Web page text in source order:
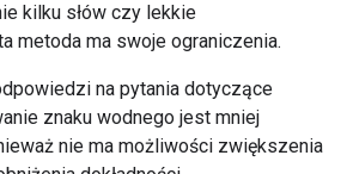
kilku słów czy lekkie
metoda ma swoje ograniczenia.
na pytania dotyczące
znaku wodnego jest mniej
nie ma możliwości zwiększenia